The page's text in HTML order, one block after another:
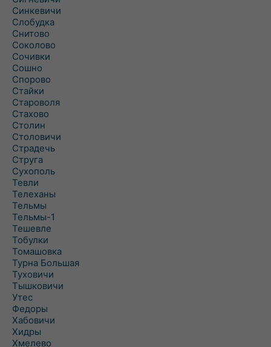
Синкевичи
Слобудка
Снитово
Соколово
Сочивки
Сошно
Спорово
Стайки
Староволя
Стахово
Столин
Столовичи
Страдечь
Струга
Сухополь
Тевли
Телеханы
Тельмы
Тельмы-1
Тешевле
Тобулки
Томашовка
Турна Большая
Туховичи
Тышковичи
Утес
Федоры
Хабовичи
Хидры
Хмелево